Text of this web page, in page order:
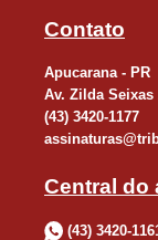
Contato
Apucarana - PR
(43) 3420-1177
Central do
(43) 3420-